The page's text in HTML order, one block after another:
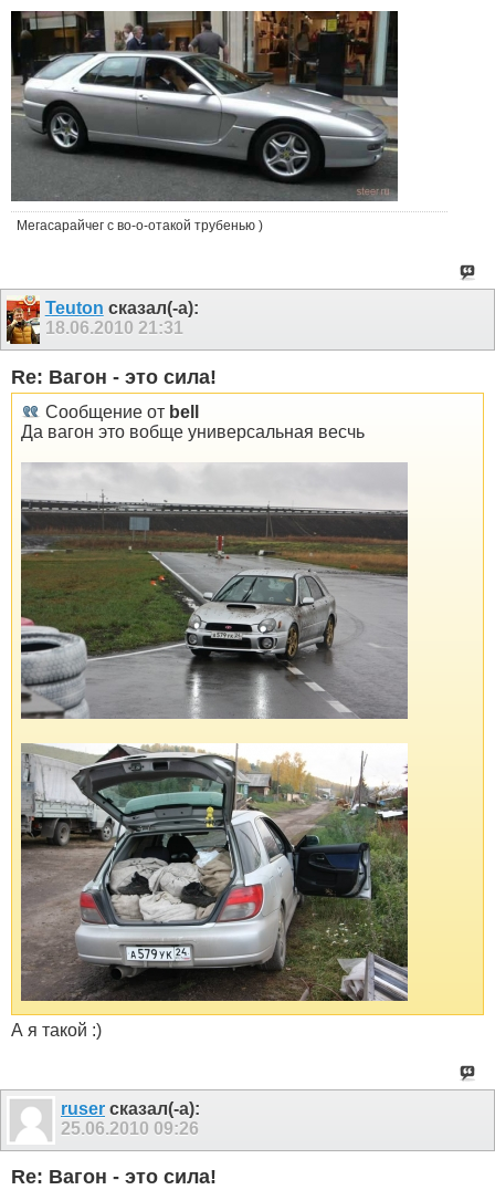
Мегасарайчег с во-о-отакой трубенью )
Teuton сказал(-а):
18.06.2010 21:31
Re: Вагон - это сила!
Сообщение от bell
Да вагон это вобще универсальная весчь
А я такой :)
ruser сказал(-а):
25.06.2010 09:26
Re: Вагон - это сила!